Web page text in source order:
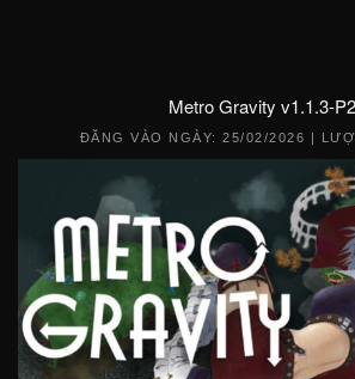
Metro Gravity v1.1.3-
ĐĂNG VÀO NGÀY:25/02/2026 |